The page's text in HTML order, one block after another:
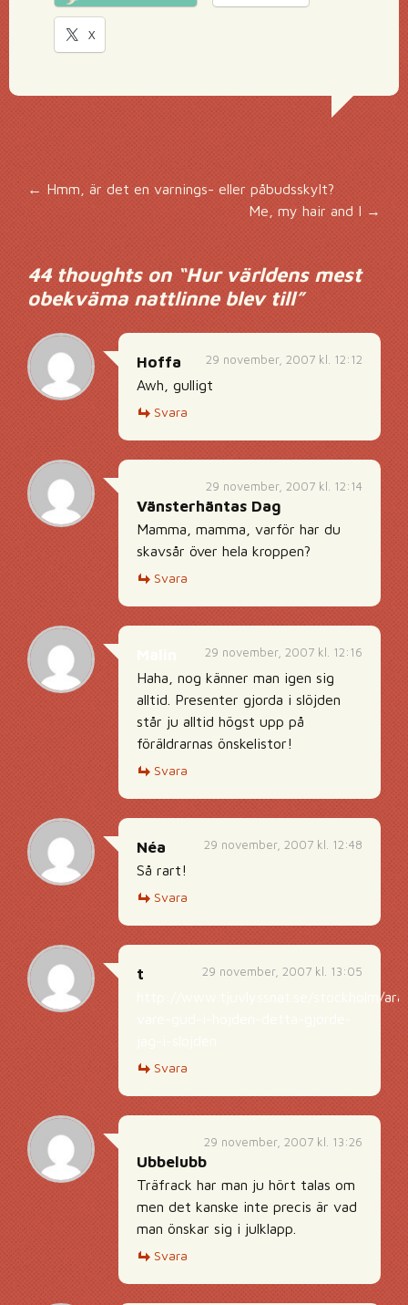
X
Inläggsnavigering
←Hmm, är det en varnings- eller påbudsskylt?
Me, my hair and I→
44 thoughts on “Hur världens mest
obekväma nattlinne blev till”
29 november, 2007 kl. 12:12
Hoffa
Awh, gulligt
Svara
29 november, 2007 kl. 12:14
Vänsterhäntas Dag
Mamma, mamma, varför har du
skavsår över hela kroppen?
Svara
29 november, 2007 kl. 12:16
Haha, nog känner man igen sig
alltid. Presenter gjorda i slöjden
står ju alltid högst upp på
föräldrarnas önskelistor!
Svara
29 november, 2007 kl. 12:48
Néa
Så rart!
Svara
29 november, 2007 kl. 13:05
t
http://www.tjuvlyssnat.se/stockholm/
Svara
29 november, 2007 kl. 13:26
Ubbelubb
Träfrack har man ju hört talas om
men det kanske inte precis är vad
man önskar sig i julklapp.
Svara